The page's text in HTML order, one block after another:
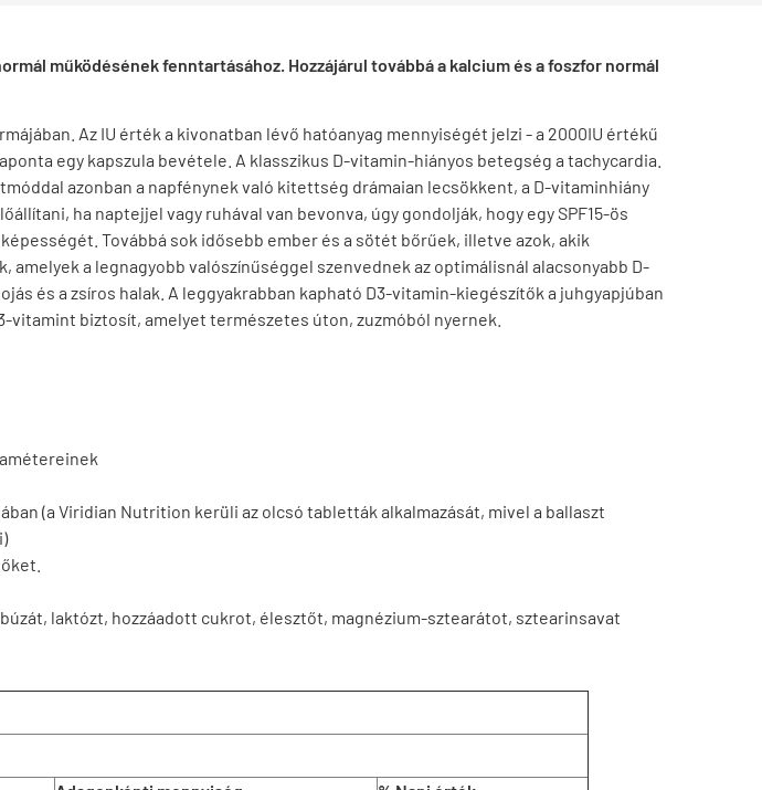
működésének fenntartásához. Hozzájárul továbbá a kalcium és a foszfor normál
Az IU érték a kivonatban lévő hatóanyag mennyiségét jelzi - a 2000IU értékű
egy kapszula bevétele. A klasszikus D-vitamin-hiányos betegség a tachycardia.
azonban a napfénynek való kitettség drámaian lecsökkent, a D-vitaminhiány
ha naptejjel vagy ruhával van bevonva, úgy gondolják, hogy egy SPF15-ös
Továbbá sok idősebb ember és a sötét bőrűek, illetve azok, akik
a legnagyobb valószínűséggel szenvednek az optimálisnál alacsonyabb D-
és a zsíros halak. A leggyakrabban kapható D3-vitamin-kiegészítők a juhgyapjúban
biztosít, amelyet természetes úton, zuzmóból nyernek.
(a Viridian Nutrition kerüli az olcsó tabletták alkalmazását, mivel a ballaszt
laktózt, hozzáadott cukrot, élesztőt, magnézium-sztearátot, sztearinsavat